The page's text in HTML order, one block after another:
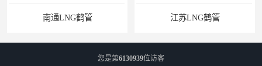
南通LNG鹤管 江苏LNG鹤管
您是第6130939位访客